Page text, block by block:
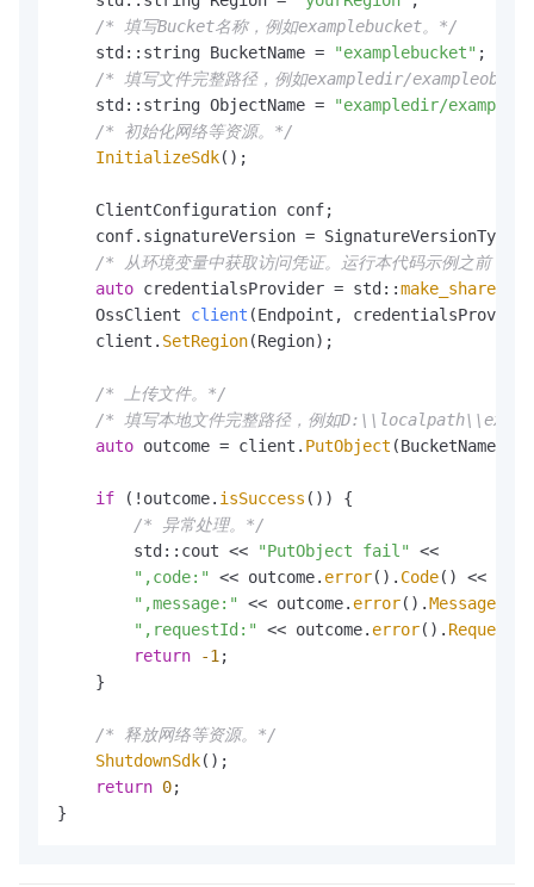
/* 填写Bucket名称，例如examplebucket。*/
    std::string BucketName =
"examplebucket" ;
/* 填写文件完整路径，例如exampledir/
    std::string ObjectName =
"exampledir/
/* 初始化网络等资源。*/
InitializeSdk();
    ClientConfiguration conf;
conf.signatureVersion =
/* 从环境变量中获取访问凭证。运行本代码示例之前，请确
auto credentialsProvider = std::make_shared
OssClient client (Endpoint,
    client.
SetRegion(Region);
/* 上传文件。*/
/* 填写本地文件完整路径，例如
auto outcome = client. PutObject (BucketName,
if (!outcome. isSuccess ()) {
/* 异常处理。*/
        std::cout <<
"PutObject fail"
<<
",code:"
<< outcome. error(). Code() <<
",message:"
<< outcome. error().Message
",requestId:"
<< outcome. error(). RequestId
return
-1;
    }
/* 释放网络等资源。*/
ShutdownSdk();
return 0;
}